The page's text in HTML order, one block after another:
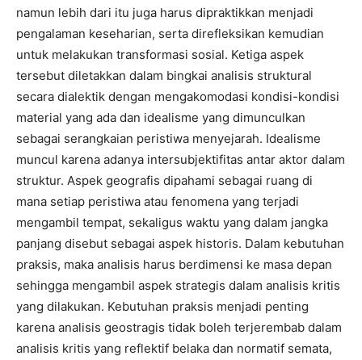
namun lebih dari itu juga harus dipraktikkan menjadi
pengalaman keseharian, serta direfleksikan kemudian
untuk melakukan transformasi sosial. Ketiga aspek
tersebut diletakkan dalam bingkai analisis struktural
secara dialektik dengan mengakomodasi kondisi-kondisi
material yang ada dan idealisme yang dimunculkan
sebagai serangkaian peristiwa menyejarah. Idealisme
muncul karena adanya intersubjektifitas antar aktor dalam
struktur. Aspek geografis dipahami sebagai ruang di
mana setiap peristiwa atau fenomena yang terjadi
mengambil tempat, sekaligus waktu yang dalam jangka
panjang disebut sebagai aspek historis. Dalam kebutuhan
praksis, maka analisis harus berdimensi ke masa depan
sehingga mengambil aspek strategis dalam analisis kritis
yang dilakukan. Kebutuhan praksis menjadi penting
karena analisis geostragis tidak boleh terjerembab dalam
analisis kritis yang reflektif belaka dan normatif semata,